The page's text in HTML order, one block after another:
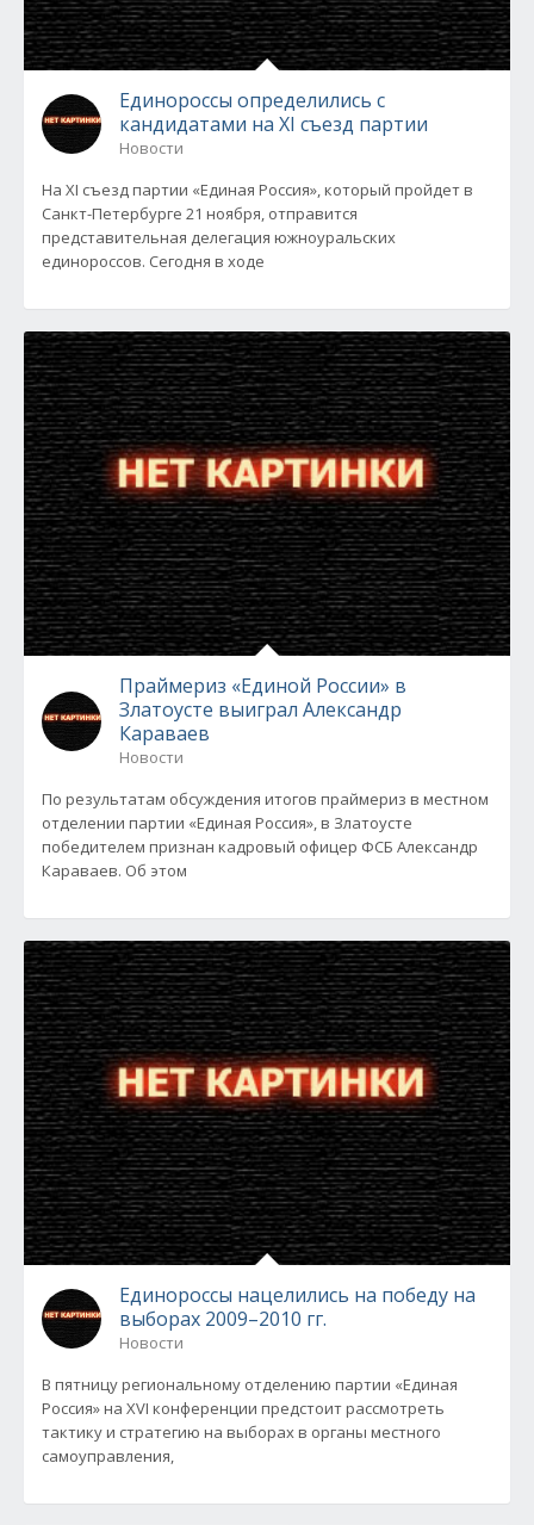
Единороссы определились с
кандидатами на XI съезд партии
Новости
На XI съезд партии «Единая Россия», который пройдет в
Санкт-Петербурге 21 ноября, отправится
представительная делегация южноуральских
единороссов. Сегодня в ходе
Праймериз «Единой России» в
Златоусте выиграл Александр
Караваев
Новости
По результатам обсуждения итогов праймериз в местном
отделении партии «Единая Россия», в Златоусте
победителем признан кадровый офицер ФСБ Александр
Караваев. Об этом
Единороссы нацелились на победу на
выборах 2009–2010 гг.
Новости
В пятницу региональному отделению партии «Единая
Россия» на XVI конференции предстоит рассмотреть
тактику и стратегию на выборах в органы местного
самоуправления,